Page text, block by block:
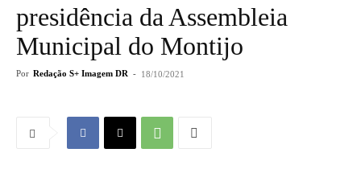
presidência da Assembleia
Municipal do Montijo
Por Redação S+ Imagem DR - 18/10/2021